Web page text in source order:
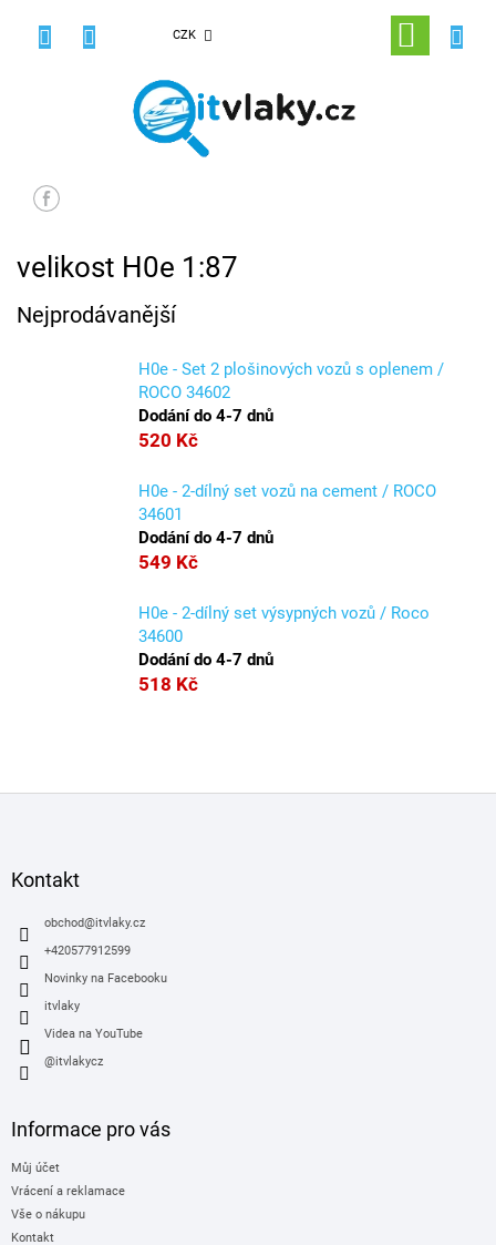
CZK
NÁKUPNÍ
KOŠÍK
velikost H0e 1:87
Nejprodávanější
H0e - Set 2 plošinových vozů s oplenem /
ROCO 34602
Dodání do 4-7 dnů
520 Kč
H0e - 2-dílný set vozů na cement / ROCO
34601
Dodání do 4-7 dnů
549 Kč
H0e - 2-dílný set výsypných vozů / Roco
34600
Dodání do 4-7 dnů
518 Kč
Kontakt
obchod@itvlaky.cz
+420577912599
Novinky na Facebooku
itvlaky
Videa na YouTube
@itvlakycz
Informace pro vás
Můj účet
Vrácení a reklamace
Vše o nákupu
Kontakt